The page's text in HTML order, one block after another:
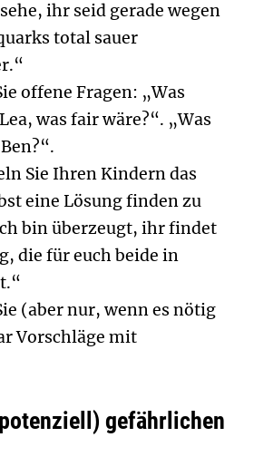
ihr seid gerade wegen
total sauer
offene Fragen: „Was
was fair wäre?“. „Was
Sie Ihren Kindern das
eine Lösung finden zu
bin überzeugt, ihr findet
die für euch beide in
(aber nur, wenn es nötig
Vorschläge mit
gefährlichen